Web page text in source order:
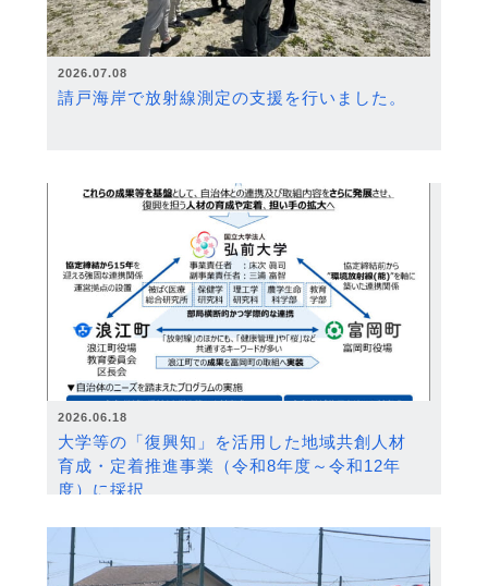
2026.07.08
請戸海岸で放射線測定の支援を行いました。
2026.06.18
大学等の「復興知」を活用した地域共創人材
育成・定着推進事業（令和8年度～令和12年
度）に採択